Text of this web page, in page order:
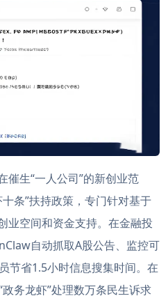
催生“一人公司”的新创业范
条”扶持政策，专门针对基于
业空间和资金支持。在金融投
自动抓取A股公告、监控可
节省1.5小时信息搜集时间。在
务龙虾”处理数万条民生诉求